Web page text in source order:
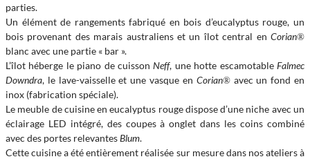
parties.
Un élément de rangements fabriqué en bois d’eucalyptus rouge, un
bois provenant des marais australiens et un îlot central en Corian®
blanc avec une partie « bar ».
L’îlot héberge le piano de cuissonNeff, une hotte escamotableFalmec
Downdra, le lave-vaisselle et une vasque en Corian®avec un fond en
inox (fabrication spéciale).
Le meuble de cuisine en eucalyptus rouge dispose d’une niche avec un
éclairage LED intégré, des coupes à onglet dans les coins combiné
avec des portes relevantesBlum.
Cette cuisine a été entièrement réalisée sur mesure dans nos ateliers à